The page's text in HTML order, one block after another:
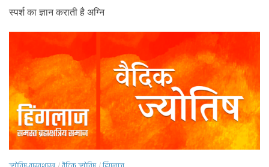
स्पर्श का ज्ञान कराती है अग्नि